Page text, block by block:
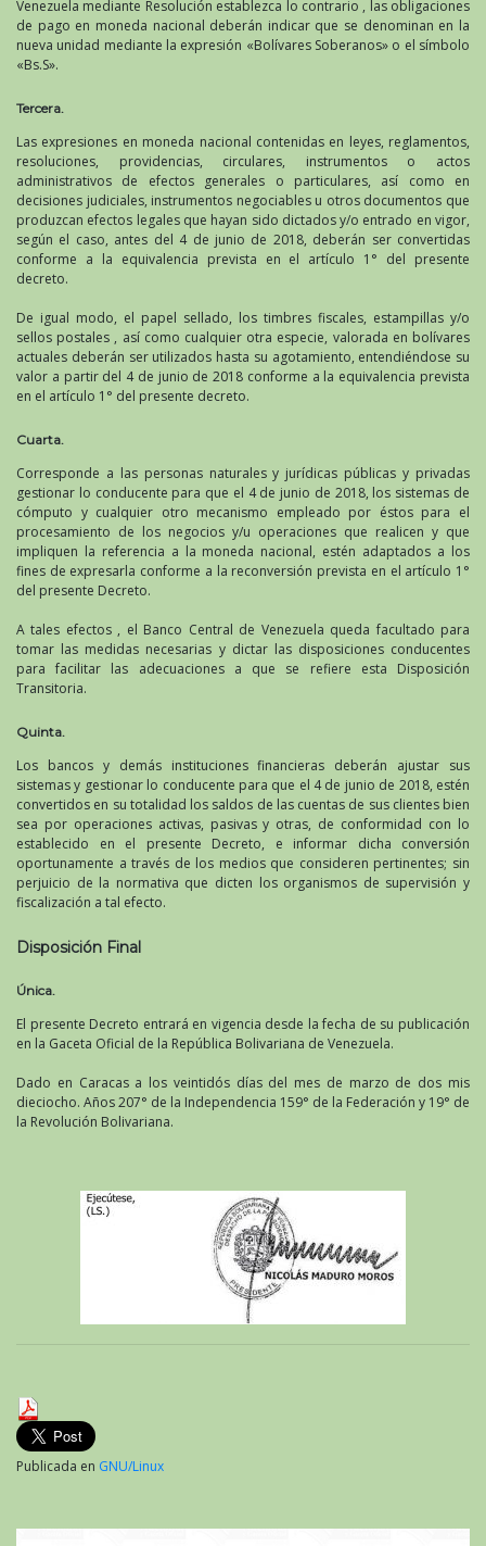
Venezuela mediante Resolución establezca lo contrario , las obligaciones
de pago en moneda nacional deberán indicar que se denominan en la
nueva unidad mediante la expresión «Bolívares Soberanos» o el símbolo
«Bs.S».
Tercera.
Las expresiones en moneda nacional contenidas en leyes, reglamentos,
resoluciones, providencias, circulares, instrumentos o actos
administrativos de efectos generales o particulares, así como en
decisiones judiciales, instrumentos negociables u otros documentos que
produzcan efectos legales que hayan sido dictados y/o entrado en vigor,
según el caso, antes del 4 de junio de 2018, deberán ser convertidas
conforme a la equivalencia prevista en el artículo 1° del presente
decreto.
De igual modo, el papel sellado, los timbres fiscales, estampillas y/o
sellos postales , así como cualquier otra especie, valorada en bolívares
actuales deberán ser utilizados hasta su agotamiento, entendiéndose su
valor a partir del 4 de junio de 2018 conforme a la equivalencia prevista
en el artículo 1° del presente decreto.
Cuarta.
Corresponde a las personas naturales y jurídicas públicas y privadas
gestionar lo conducente para que el 4 de junio de 2018, los sistemas de
cómputo y cualquier otro mecanismo empleado por éstos para el
procesamiento de los negocios y/u operaciones que realicen y que
impliquen la referencia a la moneda nacional, estén adaptados a los
fines de expresarla conforme a la reconversión prevista en el artículo 1°
del presente Decreto.
A tales efectos , el Banco Central de Venezuela queda facultado para
tomar las medidas necesarias y dictar las disposiciones conducentes
para facilitar las adecuaciones a que se refiere esta Disposición
Transitoria.
Quinta.
Los bancos y demás instituciones financieras deberán ajustar sus
sistemas y gestionar lo conducente para que el 4 de junio de 2018, estén
convertidos en su totalidad los saldos de las cuentas de sus clientes bien
sea por operaciones activas, pasivas y otras, de conformidad con lo
establecido en el presente Decreto, e informar dicha conversión
oportunamente a través de los medios que consideren pertinentes; sin
perjuicio de la normativa que dicten los organismos de supervisión y
fiscalización a tal efecto.
Disposición Final
Única.
El presente Decreto entrará en vigencia desde la fecha de su publicación
en la Gaceta Oficial de la República Bolivariana de Venezuela.
Dado en Caracas a los veintidós días del mes de marzo de dos mis
dieciocho. Años 207° de la Independencia 159° de la Federación y 19° de
la Revolución Bolivariana.
Publicada en GNU/Linux